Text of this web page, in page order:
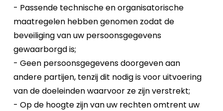
- Passende technische en organisatorische
maatregelen hebben genomen zodat de
beveiliging van uw persoonsgegevens
gewaarborgd is;
- Geen persoonsgegevens doorgeven aan
andere partijen, tenzij dit nodig is voor uitvoering
van de doeleinden waarvoor ze zijn verstrekt;
- Op de hoogte zijn van uw rechten omtrent uw